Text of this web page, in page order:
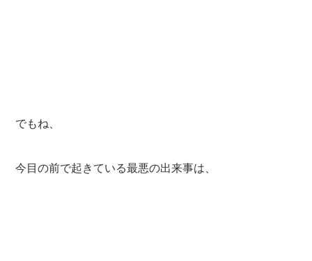
でもね、
今目の前で起きている最悪の出来事は、